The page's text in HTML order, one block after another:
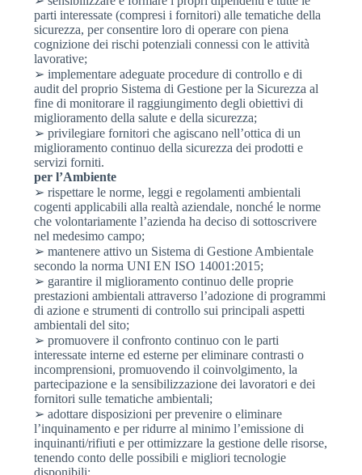
parti interessate (compresi i fornitori) alle tematiche della
sicurezza, per consentire loro di operare con piena
cognizione dei rischi potenziali connessi con le attività
lavorative;
➢ implementare adeguate procedure di controllo e di
audit del proprio Sistema di Gestione per la Sicurezza al
fine di monitorare il raggiungimento degli obiettivi di
miglioramento della salute e della sicurezza;
➢ privilegiare fornitori che agiscano nell’ottica di un
miglioramento continuo della sicurezza dei prodotti e
servizi forniti.
per l’Ambiente
➢ rispettare le norme, leggi e regolamenti ambientali
cogenti applicabili alla realtà aziendale, nonché le norme
che volontariamente l’azienda ha deciso di sottoscrivere
nel medesimo campo;
➢ mantenere attivo un Sistema di Gestione Ambientale
secondo la norma UNI EN ISO 14001:2015;
➢ garantire il miglioramento continuo delle proprie
prestazioni ambientali attraverso l’adozione di programmi
di azione e strumenti di controllo sui principali aspetti
ambientali del sito;
➢ promuovere il confronto continuo con le parti
interessate interne ed esterne per eliminare contrasti o
incomprensioni, promuovendo il coinvolgimento, la
partecipazione e la sensibilizzazione dei lavoratori e dei
fornitori sulle tematiche ambientali;
➢ adottare disposizioni per prevenire o eliminare
l’inquinamento e per ridurre al minimo l’emissione di
inquinanti/rifiuti e per ottimizzare la gestione delle risorse,
tenendo conto delle possibili e migliori tecnologie